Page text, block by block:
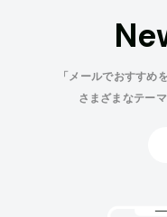
「メールでおすすめ
さまざまなテー